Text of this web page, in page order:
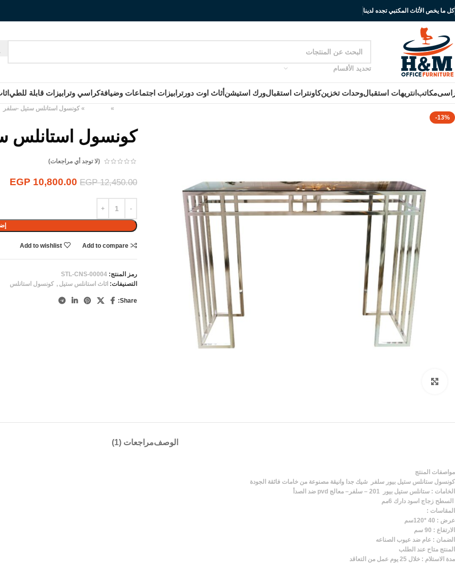
كل ما يخص الأثاث المكتبي تجده لدينا
تحديد الأقسام
مكاتب انتريهات استقبالوحدات تخزينكاونترات استقبالورك استيشنأثاث اوت دورترابيزات اجتماعات وضيافةكراسي وترابيزات قابلة للطي
-13%
»
» كونسول استانلس ستيل -سلفر
كونسول استانلس
(لا توجد أي مراجعات)
EGP12,450.00
EGP 10,800.00
Add to compare
Add to wishlist
رمز المنتج: STL-CNS-00004
التصنيفات: اثاث استانلس ستيل , كونسول استانلس
Share:
الوصفمراجعات (1)
مواصفات المنتج
كونسول ستانلس ستيل بيور سلفر شيك جدا وانيقة مصنوعة من خامات فائقة الجودة
الخامات : ستانلس ستيل بيور 201 – سلفر– معالج pvd ضد الصدأ
السطح زجاج اسود دارك 6مم
المقاسات :
عرض : 40 *120سم
الارتفاع : 90 سم
الضمان : عام ضد عيوب الصناعه
المنتج متاح عند الطلب
مدة الاستلام : خلال 25 يوم عمل من التعاقد